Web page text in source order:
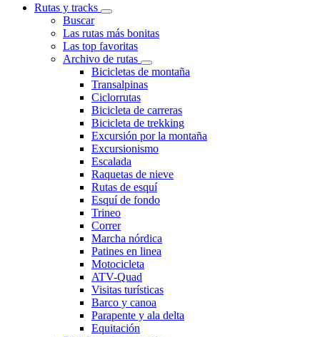
Rutas y tracks
Buscar
Las rutas más bonitas
Las top favoritas
Archivo de rutas
Bicicletas de montaña
Transalpinas
Ciclorrutas
Bicicleta de carreras
Bicicleta de trekking
Excursión por la montaña
Excursionismo
Escalada
Raquetas de nieve
Rutas de esquí
Esquí de fondo
Trineo
Correr
Marcha nórdica
Patines en linea
Motocicleta
ATV-Quad
Visitas turísticas
Barco y canoa
Parapente y ala delta
Equitación